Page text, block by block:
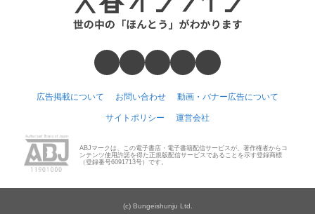
広告掲載について お問い合わせ 動画・バナー広告について
サイトポリシー 運営会社
ABJマークは、この電子書店・電子書籍配信サービスが、著作権者からコ
ンテンツ使用許諾を得た正規版配信サービスであることを示す登録商標
（登録番号6091713号）です。
(c) Bungeishunju Ltd.